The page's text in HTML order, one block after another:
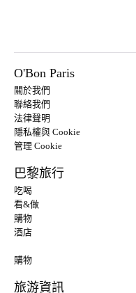
O'Bon Paris
關於我們
聯絡我們
法律聲明
隱私權與 Cookie
管理 Cookie
巴黎旅行
吃喝
看&做
購物
酒店
購物
旅游資訊